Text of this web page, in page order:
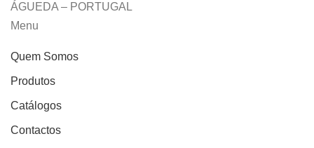
ÁGUEDA – PORTUGAL
Menu
Quem Somos
Produtos
Catálogos
Contactos